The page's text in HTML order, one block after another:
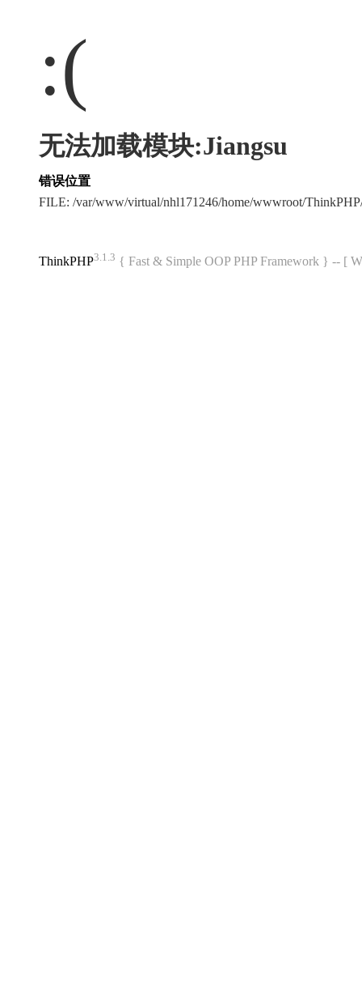
:(
无法加载模块:Jiangsu
错误位置
FILE: /var/www/virtual/nhl171246/home/wwwroot/
ThinkPHP3.1.3 { Fast & Simple OOP PHP Framework } -- [